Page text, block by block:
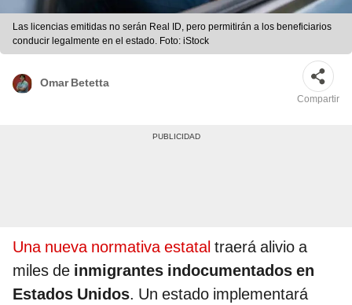
Las licencias emitidas no serán Real ID, pero permitirán a los beneficiarios
conducir legalmente en el estado. Foto: iStock
Omar Betetta
Compartir
Una nueva normativa estatal traerá alivio a
miles de inmigrantes indocumentados en
Estados Unidos. Un estado implementará